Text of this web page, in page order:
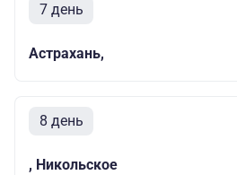
7 день
Астрахань,
8 день
, Никольское